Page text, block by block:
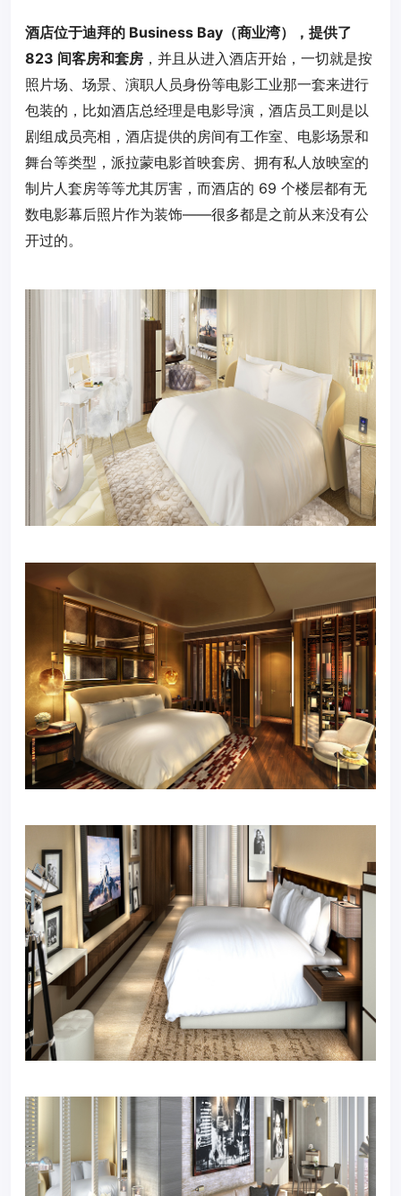
酒店位于迪拜的 Business Bay（商业湾），提供了
823 间客房和套房 ，并且从进入酒店开始，一切就是按
照片场、场景、演职人员身份等电影工业那一套来进行
包装的，比如酒店总经理是电影导演，酒店员工则是以
剧组成员亮相，酒店提供的房间有工作室、电影场景和
舞台等类型，派拉蒙电影首映套房、拥有私人放映室的
制片人套房等等尤其厉害，而酒店的 69 个楼层都有无
数电影幕后照片作为装饰——很多都是之前从来没有公
开过的。